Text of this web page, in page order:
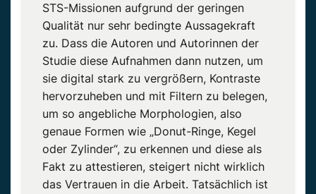
STS-Missionen aufgrund der geringen
Qualität nur sehr bedingte Aussagekraft
zu. Dass die Autoren und Autorinnen der
Studie diese Aufnahmen dann nutzen, um
sie digital stark zu vergrößern, Kontraste
hervorzuheben und mit Filtern zu belegen,
um so angebliche Morphologien, also
genaue Formen wie „Donut-Ringe, Kegel
oder Zylinder“, zu erkennen und diese als
Fakt zu attestieren, steigert nicht wirklich
das Vertrauen in die Arbeit. Tatsächlich ist